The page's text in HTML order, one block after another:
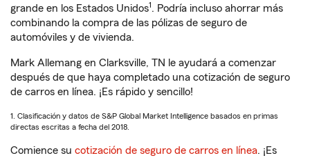
grande en los Estados Unidos1. Podría incluso ahorrar más
combinando la compra de las pólizas de seguro de
automóviles y de vivienda.
Mark Allemang en Clarksville, TN le ayudará a comenzar
después de que haya completado una cotización de seguro
de carros en línea. ¡Es rápido y sencillo!
1. Clasificación y datos de S&P Global Market Intelligence basados en primas
directas escritas a fecha del 2018.
Comience su cotización de seguro de carros en línea. ¡Es